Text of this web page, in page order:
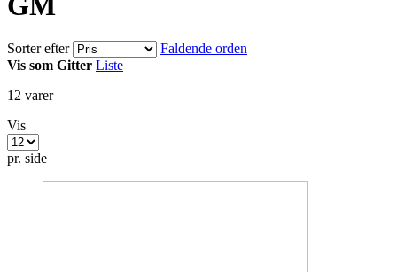
Sorter efter
Faldende orden
Vis som Gitter Liste
12 varer
Vis
pr. side